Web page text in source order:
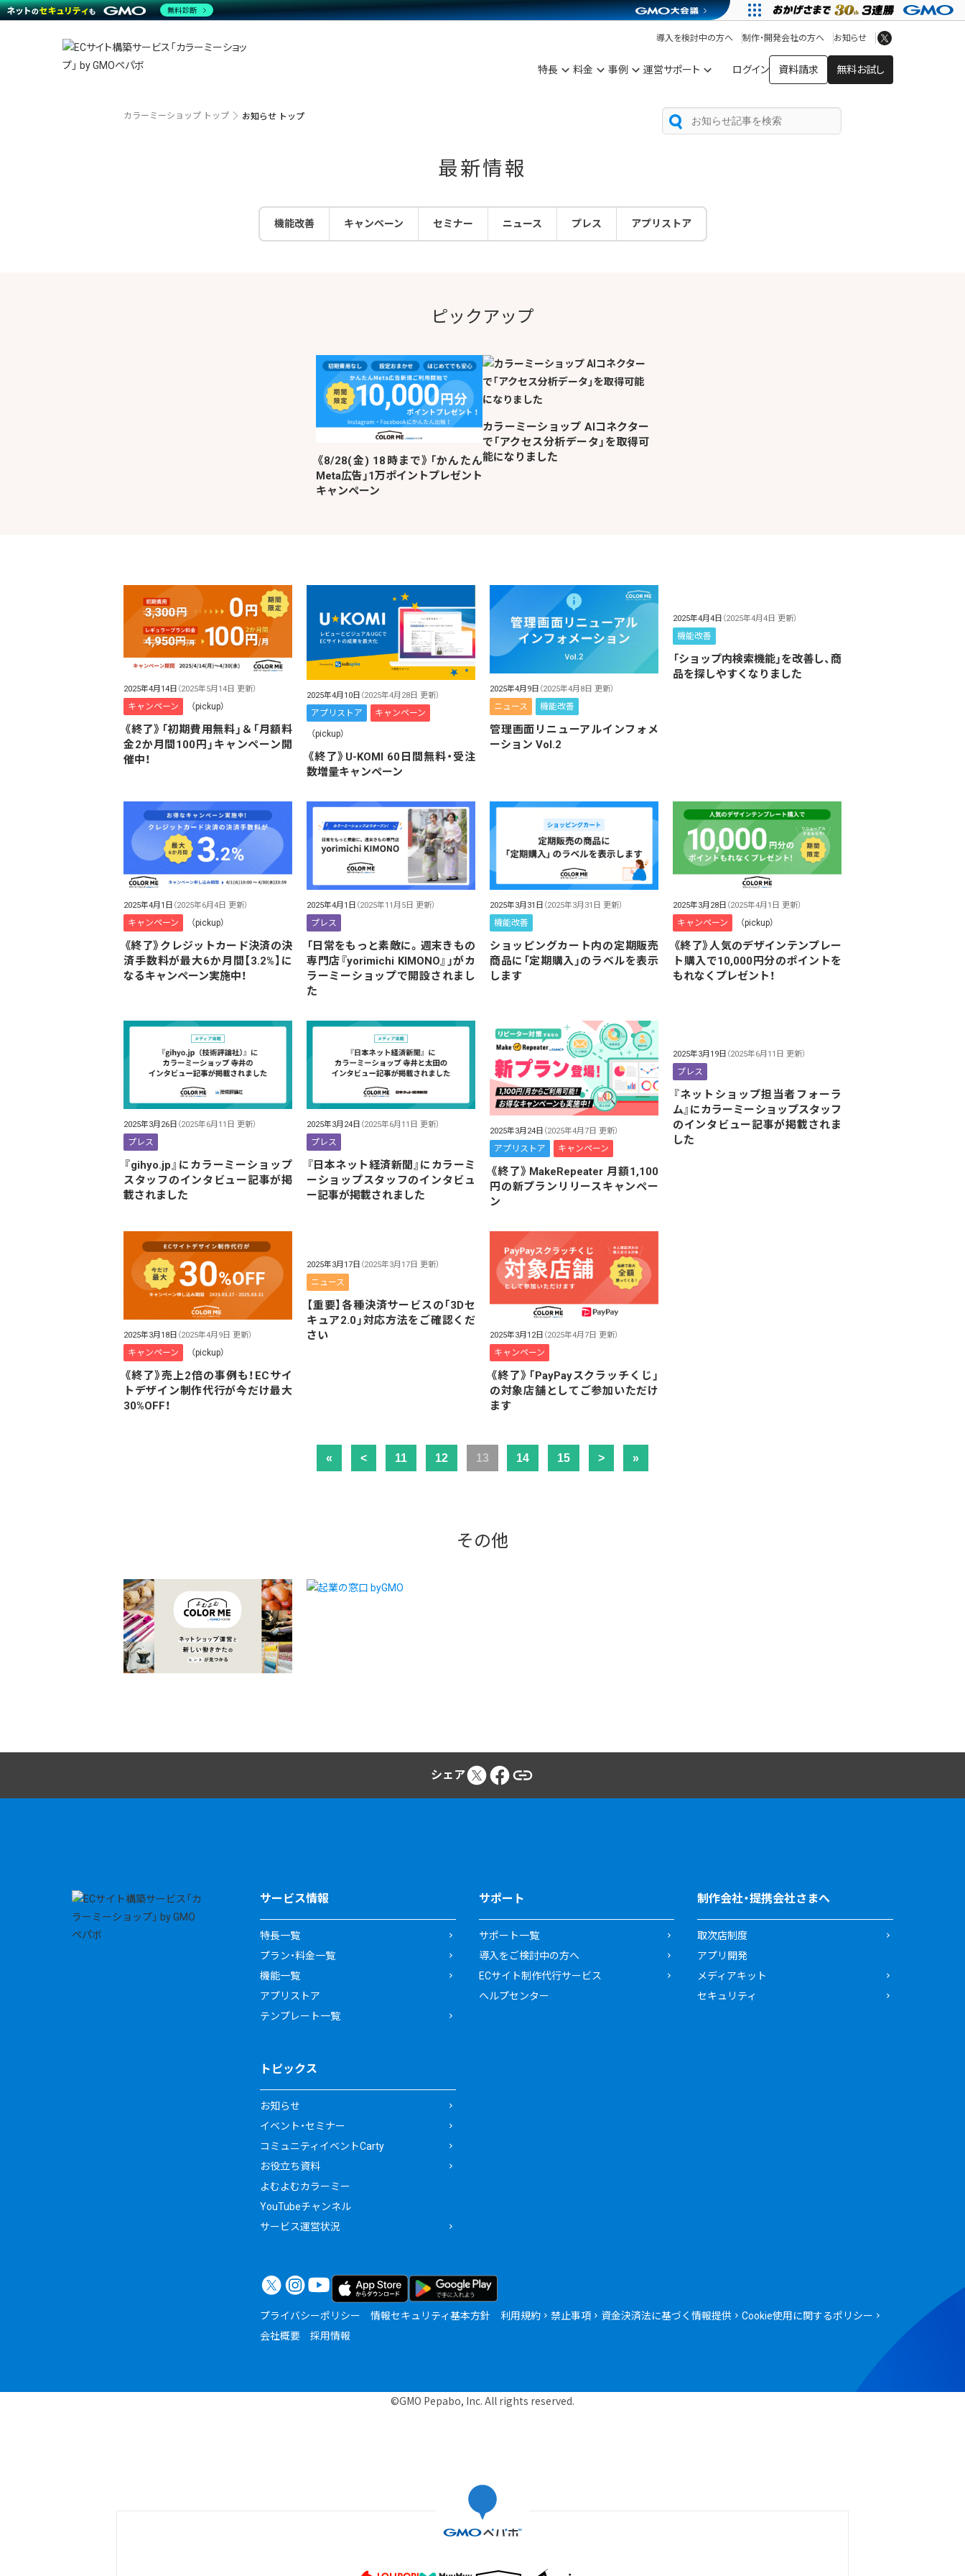
特長 料金 事例 運営サポート ログイン 資料請求 無料お試し
導入を検討中の方へ 制作・開発会社の方へ お知らせ
商材一覧を見る
越境EC（海外販売）
売上につながる集客
複数店舗との連携
雑貨販売 アプリストア
料金
料金シミュレーション
事例
運営サポート
サポート一覧を見る
開発・API連携代行
ヘルプを見る
ヘルプセンター
カラーミーショップ トップ お知らせ トップ
最新情報
機能改善 キャンペーン セミナー ニュース プレス アプリストア
ピックアップ
《8/28(金) 18時まで》「かんたん
Meta広告」1万ポイントプレゼント
キャンペーン
カラーミーショップ AIコネクター
で「アクセス分析データ」を取得可
能になりました
2025年4月14日 （2025年5月14日 更新）
キャンペーン （pickup）
《終了》「初期費用無料」＆「月額料
金2か月間100円」キャンペーン開
催中！
2025年4月10日 （2025年4月28日 更新）
アプリストア キャンペーン
（pickup）
《終了》U-KOMI 60日間無料・受注
数増量キャンペーン
2025年4月9日 （2025年4月8日 更新）
ニュース 機能改善
管理画面リニューアルインフォメ
ーション Vol.2
2025年4月4日 （2025年4月4日 更新）
機能改善
「ショップ内検索機能」を改善し、商
品を探しやすくなりました
2025年4月1日 （2025年6月4日 更新）
キャンペーン （pickup）
《終了》クレジットカード決済の決
済手数料が最大6か月間【3.2%】に
なるキャンペーン実施中！
2025年4月1日 （2025年11月5日 更新）
プレス
「日常をもっと素敵に。週末きもの
専門店『yorimichi KIMONO』」がカ
ラーミーショップで開設されまし
た
2025年3月31日 （2025年3月31日 更新）
機能改善
ショッピングカート内の定期販売
商品に「定期購入」のラベルを表示
します
2025年3月28日 （2025年4月1日 更新）
キャンペーン （pickup）
《終了》人気のデザインテンプレー
ト購入で10,000円分のポイントを
もれなくプレゼント！
2025年3月26日 （2025年6月11日 更新）
プレス
『gihyo.jp⁠』にカラーミーショップ
スタッフのインタビュー記事が掲
載されました
2025年3月24日 （2025年6月11日 更新）
プレス
『日本ネット経済新聞』にカラーミ
ーショップスタッフのインタビュ
ー記事が掲載されました
2025年3月24日 （2025年4月7日 更新）
アプリストア キャンペーン
《終了》MakeRepeater 月額1,100
円の新プランリリースキャンペー
ン
2025年3月19日 （2025年6月11日 更新）
プレス
『ネットショップ担当者フォーラ
ム』にカラーミーショップスタッフ
のインタビュー記事が掲載されま
した
2025年3月18日 （2025年4月9日 更新）
キャンペーン （pickup）
《終了》売上2倍の事例も！ECサイ
トデザイン制作代行が今だけ最大
30%OFF！
2025年3月17日 （2025年3月17日 更新）
ニュース
【重要】各種決済サービスの「3Dセ
キュア2.0」対応方法をご確認くだ
さい
2025年3月12日 （2025年4月7日 更新）
キャンペーン
《終了》「PayPayスクラッチくじ」
の対象店舗としてご参加いただけ
ます
« < 11 12 13 14 15 > »
その他
シェア
サービス情報
特長一覧
プラン・料金一覧
機能一覧
アプリストア
テンプレート一覧
サポート
サポート一覧
導入をご検討中の方へ
ECサイト制作代行サービス
ヘルプセンター
制作会社・提携会社さまへ
取次店制度
アプリ開発
メディアキット
セキュリティ
トピックス
お知らせ
イベント・セミナー
コミュニティイベントCarty
お役立ち資料
よむよむカラーミー
YouTubeチャンネル
サービス運営状況
プライバシーポリシー 情報セキュリティ基本方針 利用規約 禁止事項 資金決済法に基づく情報提供
Cookie使用に関するポリシー
会社概要
採用情報
©GMO Pepabo, Inc. All rights reserved.
無料診断